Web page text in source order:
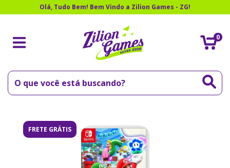
Olá, Tudo Bem! Bem Vindo a Zilion Games - ZG!
0
FRETE GRÁTIS